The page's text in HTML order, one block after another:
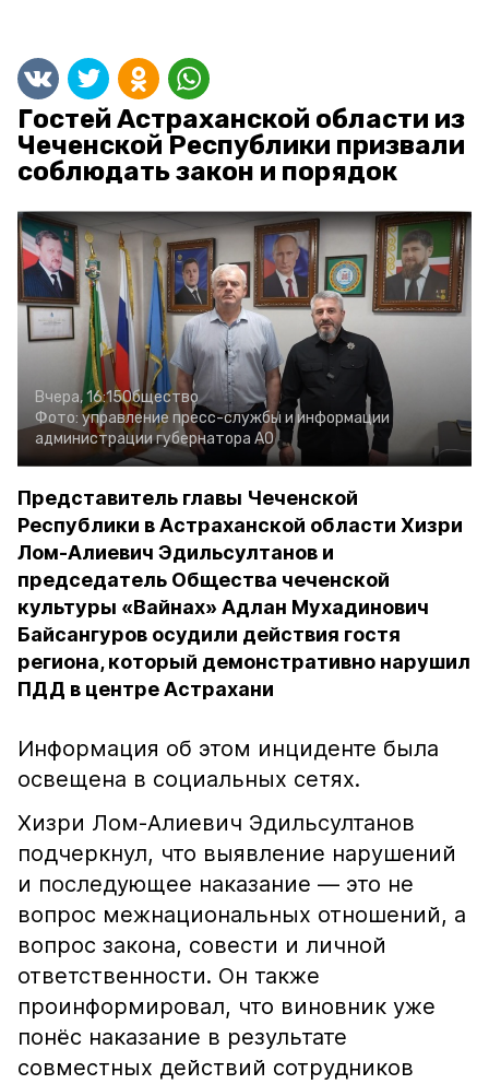
Гостей Астраханской области из
Чеченской Республики призвали
соблюдать закон и порядок
Вчера, 16:15Общество
Фото: управление пресс-службы и информации
администрации губернатора АО
Представитель главы Чеченской
Республики в Астраханской области Хизри
Лом-Алиевич Эдильсултанов и
председатель Общества чеченской
культуры «Вайнах» Адлан Мухадинович
Байсангуров осудили действия гостя
региона, который демонстративно нарушил
ПДД в центре Астрахани
Информация об этом инциденте была
освещена в социальных сетях.
Хизри Лом-Алиевич Эдильсултанов
подчеркнул, что выявление нарушений
и последующее наказание — это не
вопрос межнациональных отношений, а
вопрос закона, совести и личной
ответственности. Он также
проинформировал, что виновник уже
понёс наказание в результате
совместных действий сотрудников